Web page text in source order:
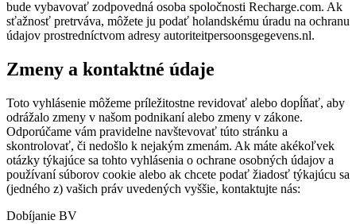
bude vybavovať zodpovedná osoba spoločnosti Recharge.com. Ak
sťažnosť pretrváva, môžete ju podať holandskému úradu na ochranu
údajov prostredníctvom adresy autoriteitpersoonsgegevens.nl.
Zmeny a kontaktné údaje
Toto vyhlásenie môžeme príležitostne revidovať alebo dopĺňať, aby
odrážalo zmeny v našom podnikaní alebo zmeny v zákone.
Odporúčame vám pravidelne navštevovať túto stránku a
skontrolovať, či nedošlo k nejakým zmenám. Ak máte akékoľvek
otázky týkajúce sa tohto vyhlásenia o ochrane osobných údajov a
používaní súborov cookie alebo ak chcete podať žiadosť týkajúcu sa
(jedného z) vašich práv uvedených vyššie, kontaktujte nás:
Dobíjanie BV